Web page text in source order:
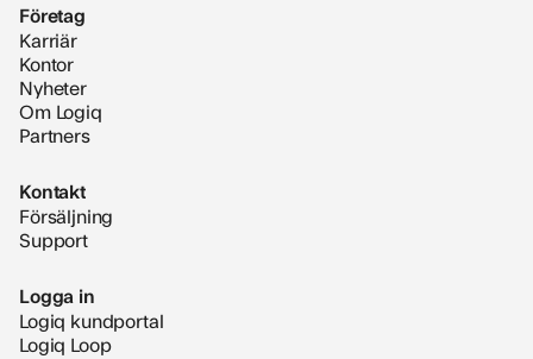
Företag
Karriär
Kontor
Nyheter
Om Logiq
Partners
Kontakt
Försäljning
Support
Logga in
Logiq kundportal
Logiq Loop